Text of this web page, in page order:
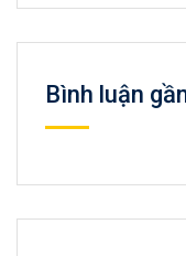
Bình luận